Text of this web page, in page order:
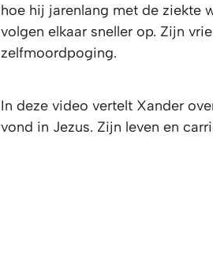
hoe hij jarenlang met de ziekte
volgen elkaar sneller op. Zijn
zelfmoordpoging.
In deze video vertelt Xander
vond in Jezus. Zijn leven en